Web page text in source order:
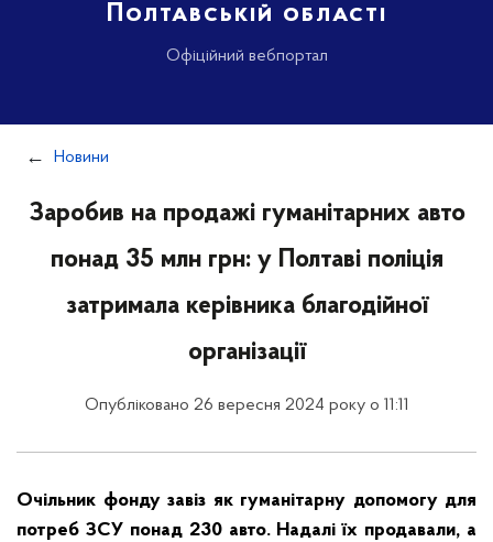
Полтавській області
Офіційний вебпортал
Новини
Заробив на продажі гуманітарних авто
понад 35 млн грн: у Полтаві поліція
затримала керівника благодійної
організації
Опубліковано 26 вересня 2024 року о 11:11
Очільник фонду завіз як гуманітарну допомогу для
потреб ЗСУ понад 230 авто. Надалі їх продавали, а